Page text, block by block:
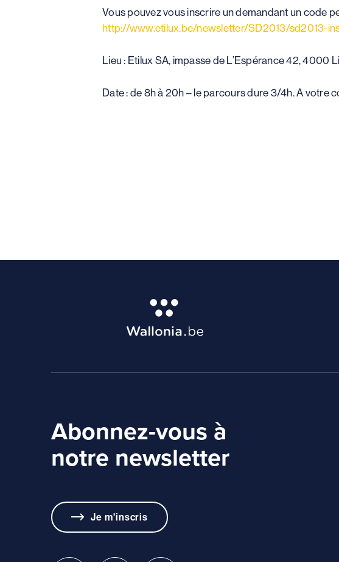
Vous pouvez vous inscrire un demandant un code
http://www.etilux.be/newsletter/SD2013/sd2013-
Lieu : Etilux SA, impasse de L’Espérance 42, 4000
Date : de 8h à 20h – le parcours dure 3/4h. A votre
Abonnez-vous à
notre newsletter
Je m'inscris